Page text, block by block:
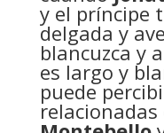
y el príncipe
delgada y
blancuzca y
es largo y
puede
relacionadas